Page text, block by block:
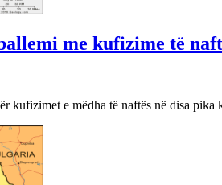
me kufizime të
kufizimet e mëdha të naftës në disa